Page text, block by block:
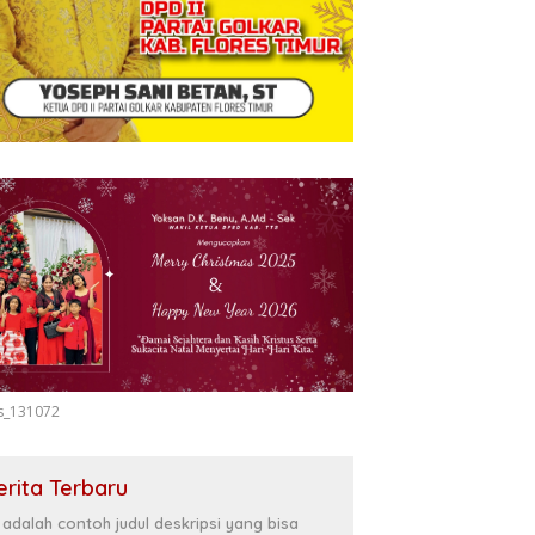
Terbaru
adalah contoh judul deskripsi yang bisa